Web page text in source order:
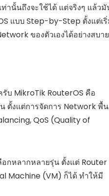
านั้นถึงจะใช้ได้ แต่จริงๆ แล้ว
แบบ Step-by-Step ตั้งแต่เ
ของตัวเองได้อย่างสบา
บ MikroTik RouterOS คือ
ตั้งแต่การจัดการ Network พื้น
QoS (Quality of
อกหลากหลายรุ่น ตั้งแต่ Router
Machine (VM) ก็ได้ ทำให้มี